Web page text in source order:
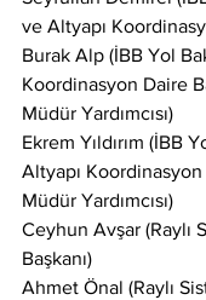
ve Altyapı
Burak Alp (İBB Yol
Koordinasyon Daire
Müdür Yardımcısı)
Ekrem Yıldırım (İBB
Altyapı Koordinasyon
Müdür Yardımcısı)
Ceyhun Avşar (Raylı
Başkanı)
Ahmet Önal (Raylı